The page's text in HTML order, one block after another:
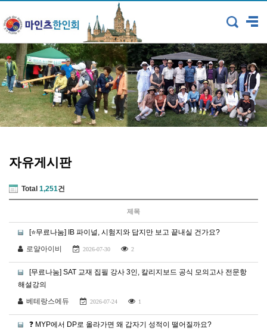
자유게시판
Total 1,251건
제목
[⭐무료나눔] IB 파이널, 시험지와 답지만 보고 끝내실 건가요?
로얄아이비
2026-07-30 2
[무료나눔] SAT 교재 집필 강사 3인, 칼리지보드 공식 모의고사 전문항
해설강의
베테랑스에듀
2026-07-24 1
❓ MYP에서 DP로 올라가면 왜 갑자기 성적이 떨어질까요?